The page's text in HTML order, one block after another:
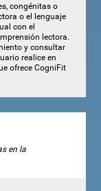
congénitas o
o el lenguaje
con el
lectora.
y consultar
realice en
ofrece CogniFit
en la